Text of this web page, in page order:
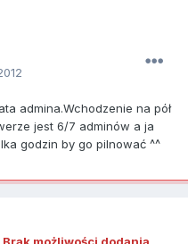
admina.Wchodzenie na pół
jest 6/7 adminów a ja
godzin by go pilnować ^^
możliwości dodania